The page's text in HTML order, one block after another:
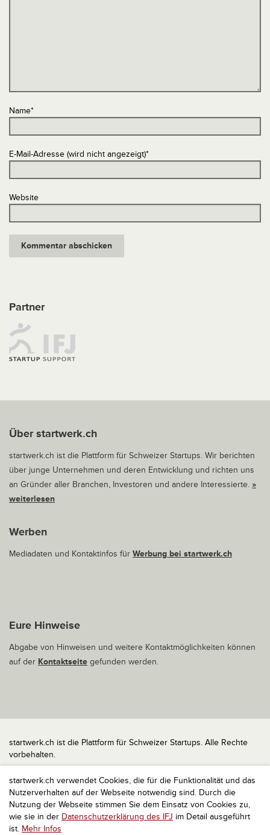
startwerk.ch verwendet Cookies, die für die Funktionalität und das
Nutzerverhalten auf der Webseite notwendig sind. Durch die
Nutzung der Webseite stimmen Sie dem Einsatz von Cookies zu,
wie sie in der Datenschutzerklärung des IFJ im Detail ausgeführt
ist. Mehr Infos
Name*
E-Mail-Adresse (wird nicht angezeigt)*
Website
Partner
Über startwerk.ch
startwerk.ch ist die Plattform für Schweizer Startups. Wir berichten
über junge Unternehmen und deren Entwicklung und richten uns
an Gründer aller Branchen, Investoren und andere Interessierte. »
weiterlesen
Werben
Mediadaten und Kontaktinfos für Werbung bei startwerk.ch
Eure Hinweise
Abgabe von Hinweisen und weitere Kontaktmöglichkeiten können
auf der Kontaktseite gefunden werden.
startwerk.ch ist die Plattform für Schweizer Startups. Alle Rechte
vorbehalten.
Impressum
Kontakt
nach oben